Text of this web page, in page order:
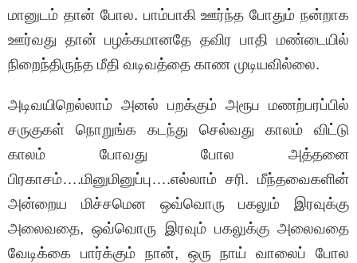
மானுடம் தான் போல. பாம்பாகி ஊர்ந்த போதும் நன்றாக
ஊர்வது தான் பழக்கமானதே தவிர பாதி மண்டையில்
நிறைந்திருந்த மீதி வடிவத்தை காண முடியவில்லை.
அடிவயிறெல்லாம் அனல் பறக்கும் அரூப மணற்பரப்பில்
சருகுகள் நொறுங்க கடந்து செல்வது காலம் விட்டு
காலம் போவது போல அத்தனை
பிரகாசம்….மினுமினுப்பு….எல்லாம் சரி. மீந்தவைகளின்
அன்றைய மிச்சமென ஒவ்வொரு பகலும் இரவுக்கு
அலைவதை, ஒவ்வொரு இரவும் பகலுக்கு அலைவதை
வேடிக்கை பார்க்கும் நான், ஒரு நாய் வாலைப் போல